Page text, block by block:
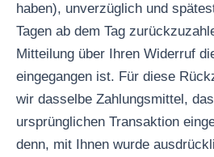
haben), unverzüglich und
Tagen ab dem Tag
Mitteilung über Ihren Widerruf
eingegangen ist. Für diese
wir dasselbe Zahlungsmittel,
ursprünglichen Transaktion
denn, mit Ihnen wurde